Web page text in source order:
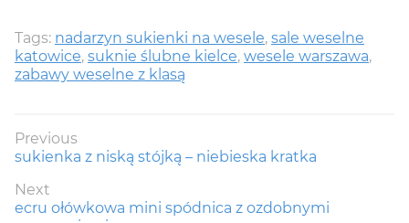
Tags: nadarzyn sukienki na wesele, sale weselne
katowice, suknie ślubne kielce, wesele warszawa,
zabawy weselne z klasą
Nawigacja
wpisu
Previous
Previous
sukienka z niską stójką – niebieska kratka
Next
Next
ecru ołówkowa mini spódnica z ozdobnymi